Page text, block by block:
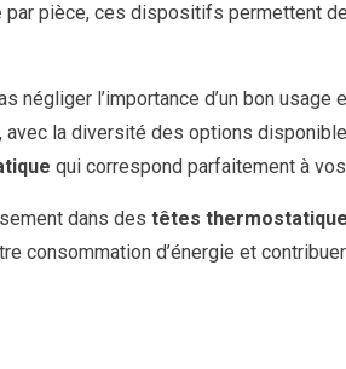
par pièce, ces dispositifs permettent
négliger l’importance d’un bon
avec la diversité des options
qui correspond parfaitement à
dans des têtes
consommation d’énergie et